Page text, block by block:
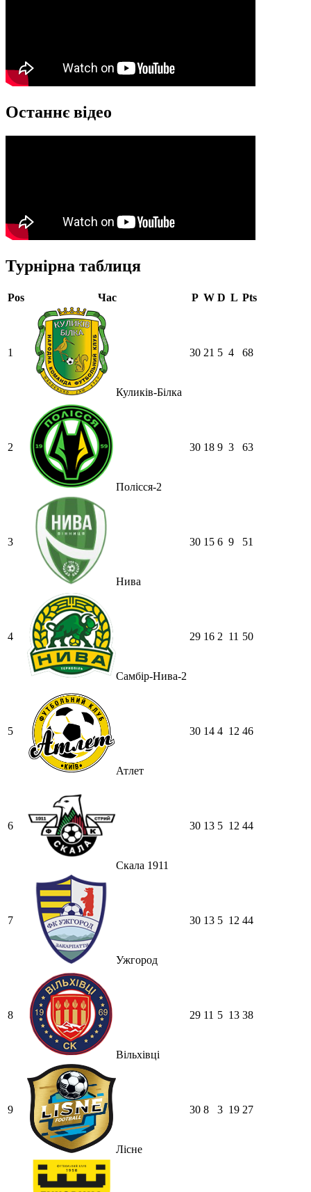
Останнє відео
Турнірна таблиця
Pos Час P W D L Pts
1
Куликів-Білка
30 21 5 4 68
2
Полісся-2
30 18 9 3 63
3
Нива
30 15 6 9 51
4
Самбір-Нива-2
29 16 2 11 50
5
Атлет
30 14 4 12 46
6
Скала 1911
30 13 5 12 44
7
Ужгород
30 13 5 12 44
8
Вільхівці
29 11 5 13 38
9
Лісне
30 8 3 19 27